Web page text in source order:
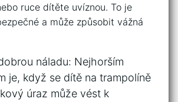
ruce dítěte uvíznou. To je
a může způsobit vážná
náladu: Nejhorším
je, když se dítě⁢ na trampolíně
úraz může vést ⁣k